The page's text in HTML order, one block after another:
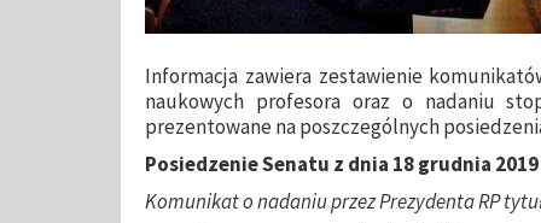
Informacja zawiera zestawienie
naukowych profesora oraz o nadaniu
prezentowane na poszczególnych
Posiedzenie Senatu z dnia 18 grudnia
Komunikat o nadaniu przez Prezydenta RP